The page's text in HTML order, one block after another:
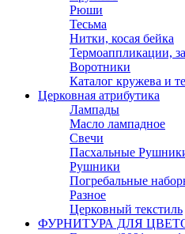
Рюши
Тесьма
Нитки, косая бейка
Термоаппликации,
Воротники
Каталог кружева и
Церковная атрибутика
Лампады
Масло лампадное
Свечи
Пасхальные
Рушники
Погребальные
Разное
Церковный текстиль
ФУРНИТУРА ДЛЯ